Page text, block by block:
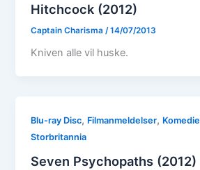
Hitchcock (2012)
Captain Charisma /14/07/2013
Kniven alle vil huske.
Blu-ray Disc, Filmanmeldelser, Komedie
Storbritannia
Seven Psychopaths (2012)